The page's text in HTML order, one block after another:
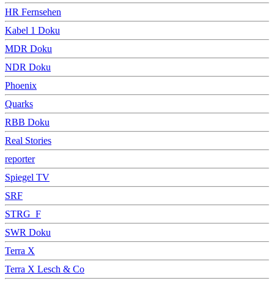
HR Fernsehen
Kabel 1 Doku
MDR Doku
NDR Doku
Phoenix
Quarks
RBB Doku
Real Stories
reporter
Spiegel TV
SRF
STRG_F
SWR Doku
Terra X
Terra X Lesch & Co